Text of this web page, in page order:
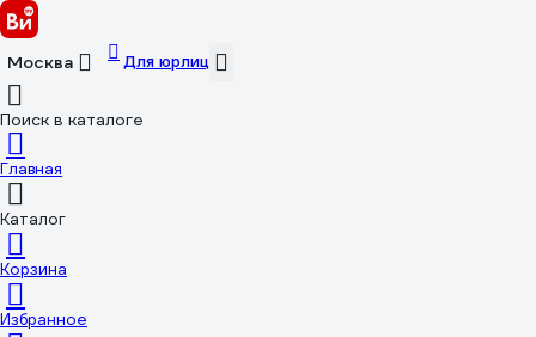
Москва Для юрлиц
Поиск в каталоге
Главная
Каталог
Корзина
Избранное